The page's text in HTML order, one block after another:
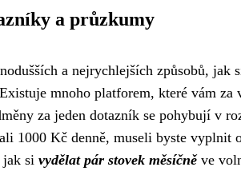
a průzkumy
a nejrychlejších způsobů,
mnoho platforem, které vám za
za jeden dotazník se pohybují v
1000 Kč denně, museli byste vyplnit
jak si vydělat pár stovek měsíčněve